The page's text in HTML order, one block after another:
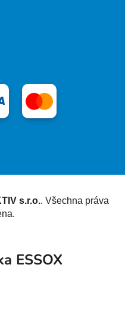
s.r.o.. Všechna práva
ESSOX